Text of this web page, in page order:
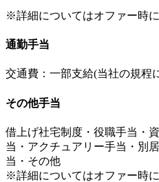
※詳細についてはオファー時
通勤手当
交通費：一部支給(当社の規程
その他手当
借上げ社宅制度・役職手当・
当・アクチュアリー手当・別
当・その他
※詳細についてはオファー時